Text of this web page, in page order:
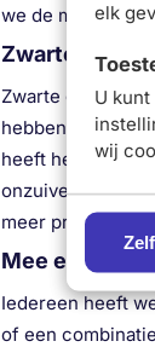
elk
U
wij
we de meest
Zwarte
Zwarte
hebben
heeft het een
onzuiverheden
meer producten
Mee eter
Iedereen heeft
of een